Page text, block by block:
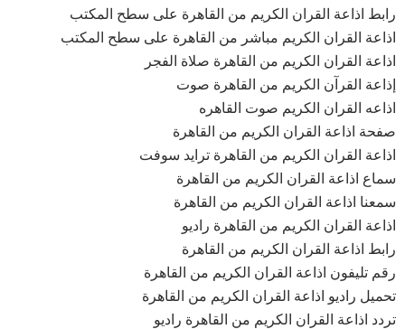
رابط اذاعة القران الكريم من القاهرة على سطح المكتب
اذاعة القران الكريم مباشر من القاهرة على سطح المكتب
اذاعة القران الكريم من القاهرة صلاة الفجر
إذاعة القرآن الكريم من القاهرة صوت
اذاعه القران الكريم صوت القاهره
صفحة اذاعة القران الكريم من القاهرة
اذاعة القران الكريم من القاهرة ترايد سوفت
سماع اذاعة القران الكريم من القاهرة
سمعنا اذاعة القران الكريم من القاهرة
اذاعة القران الكريم من القاهرة راديو
رابط اذاعة القران الكريم من القاهرة
رقم تليفون اذاعة القران الكريم من القاهرة
تحميل راديو اذاعة القران الكريم من القاهرة
تردد اذاعة القران الكريم من القاهرة راديو